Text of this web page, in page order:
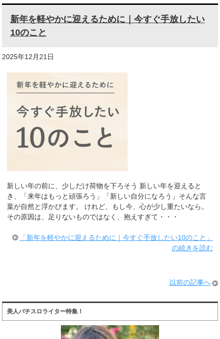
新年を軽やかに迎えるために｜今すぐ手放したい
10のこと
2025年12月21日
新しい年の前に、少しだけ荷物を下ろそう 新しい年を迎えると
き、「来年はもっと頑張ろう」「新しい自分になろう」そんな言
葉が自然と浮かびます。 けれど、もし今、心が少し重たいなら。
その原因は、足りないものではなく、抱えすぎて・・・
「新年を軽やかに迎えるために｜今すぐ手放したい10のこと」
の続きを読む
以前の記事へ
美人パチスロライター特集！